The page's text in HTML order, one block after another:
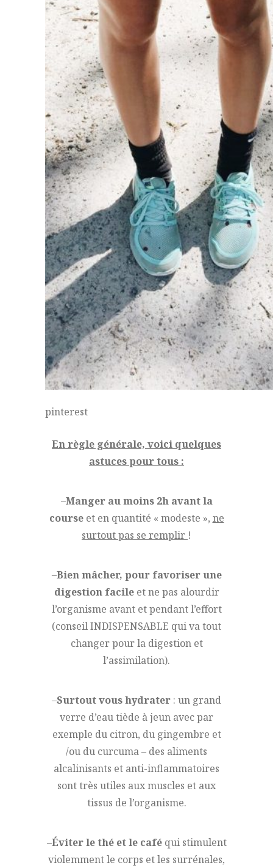
pinterest
En règle générale, voici quelques
astuces pour tous :
–Manger au moins 2h avant la
courseet en quantité « modeste », ne
surtout pas se remplir !
–Bien mâcher, pour favoriser une
digestion facileet ne pas alourdir
l’organisme avant et pendant l’effort
(conseil INDISPENSABLE qui va tout
changer pour la digestion et
l’assimilation).
–Surtout vous hydrater : un grand
verre d’eau tiède à jeun avec par
exemple du citron, du gingembre et
/ou du curcuma – des aliments
alcalinisants et anti-inflammatoires
sont très utiles aux muscles et aux
tissus de l’organisme.
–Éviter le thé et le caféqui stimulent
violemment le corps et les surrénales,